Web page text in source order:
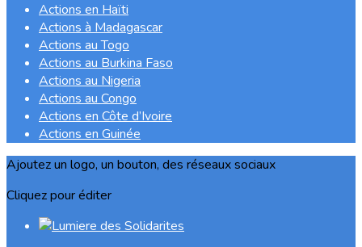
Actions en Haïti
Actions à Madagascar
Actions au Togo
Actions au Burkina Faso
Actions au Nigeria
Actions au Congo
Actions en Côte d’Ivoire
Actions en Guinée
Ajoutez un logo, un bouton, des réseaux sociaux
Cliquez pour éditer